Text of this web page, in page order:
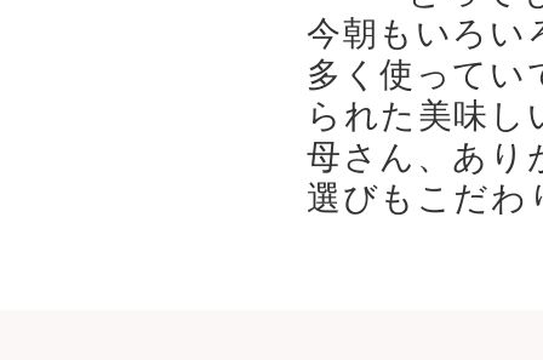
今朝もいろい
多く使ってい
られた美味
母さん、あり
選びもこだ